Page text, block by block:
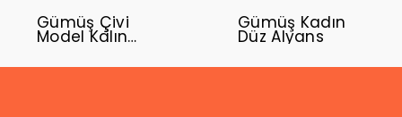
Gümüş Çivi
Model Kalın
Gümüş Kadın
Düz Alyans